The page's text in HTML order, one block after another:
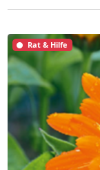
Rat & Hilfe